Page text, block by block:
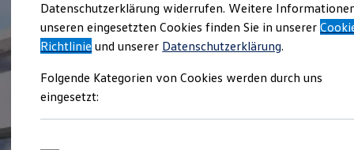
Angebote und Produkte
Aktuelle Angebote
E-Auto-Förderung
Volkswagen Marktplatz
Junge Gebrauchtwagen und Gebrauchtwagen
Volkswagen Zertifizierte Gebrauchtwagen
Zubehör- und Serviceangebote
Datenschutzerklärung widerrufen. Weitere
unseren eingesetzten Cookies finden Sie in unserer
Richtlinie und unserer Datenschutzerklärung.
Folgende Kategorien von Cookies werden durch uns
eingesetzt: